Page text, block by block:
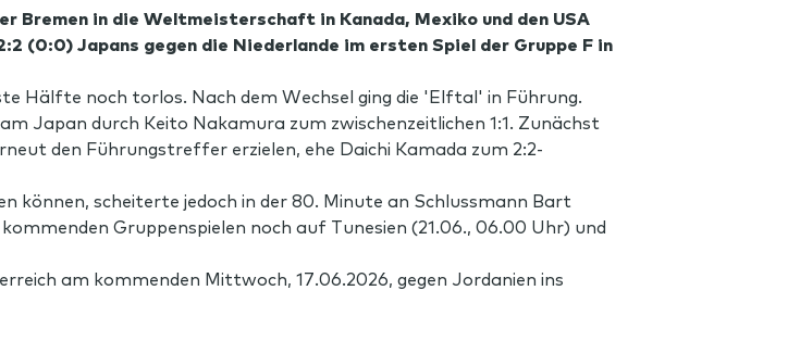
Bremen in die Weltmeisterschaft in Kanada, Mexiko und den USA
(0:0) Japans gegen die Niederlande im ersten Spiel der Gruppe F in
Hälfte noch torlos. Nach dem Wechsel ging die 'Elftal' in Führung.
Japan durch Keito Nakamura zum zwischenzeitlichen 1:1. Zunächst
den Führungstreffer erzielen, ehe Daichi Kamada zum 2:2-
können, scheiterte jedoch in der 80. Minute an Schlussmann Bart
Gruppenspielen noch auf Tunesien (21.06., 06.00 Uhr) und
am kommenden Mittwoch, 17.06.2026, gegen Jordanien ins